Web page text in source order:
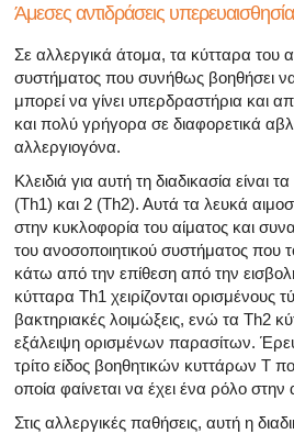
Άμεσες αντιδράσεις
Σε αλλεργικά άτομα, τα κύτταρα του
συστήματος που συνήθως βοηθήσει
μπορεί να γίνει υπερδραστήρια και
και πολύ γρήγορα σε διαφορετικά
αλλεργιογόνα.
Κλειδιά για αυτή τη διαδικασία είναι
(Th1) και 2 (Th2). Αυτά τα λευκά
στην κυκλοφορία του αίματος και
του ανοσοποιητικού συστήματος που
κάτω από την επίθεση από την
κύτταρα Th1 χειρίζονται ορισμένους
βακτηριακές λοιμώξεις, ενώ τα Th2
εξάλειψη ορισμένων παρασίτων.
τρίτο είδος βοηθητικών κυττάρων Τ
οποία φαίνεται να έχει ένα ρόλο
Στις αλλεργικές παθήσεις, αυτή η